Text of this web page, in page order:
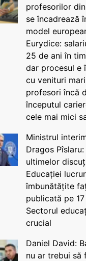
profesorilor
se încadrează
model
Eurydice:
25 de ani în
dar procesul e
cu venituri
profesori încă
începutul
cele mai mici
Ministrul
Dragos
ultimelor
Educației
îmbunătățite
publicată pe
Sectorul
crucial
Daniel David:
nu ar trebui să